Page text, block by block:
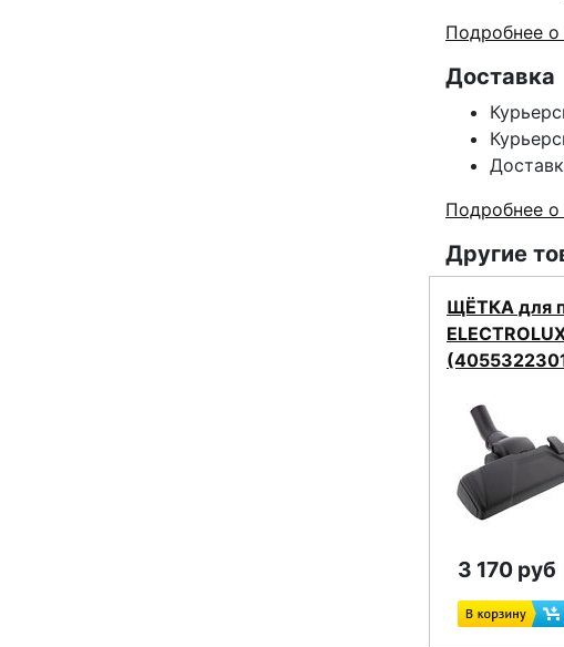
Подробнее о
Доставка
Подробнее о
Другие
ЩЁТКА для
3 170 руб